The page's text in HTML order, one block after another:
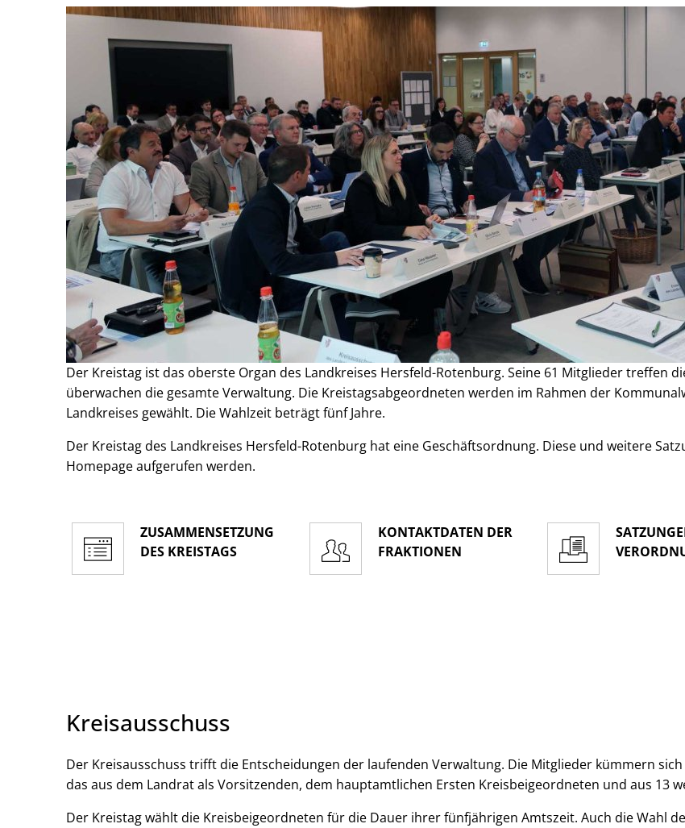
Der Kreistag ist das oberste Organ des Landkreises Hersfeld-Rotenburg. Seine 61 Mitglieder treffen
überwachen die gesamte Verwaltung. Die Kreistagsabgeordneten werden im Rahmen der
Landkreises gewählt. Die Wahlzeit beträgt fünf Jahre.
Der Kreistag des Landkreises Hersfeld-Rotenburg hat eine Geschäftsordnung. Diese und weitere
Homepage aufgerufen werden.
ZUSAMMENSETZUNG
DES KREISTAGS
KONTAKTDATEN DER
FRAKTIONEN
Kreisausschuss
Der Kreisausschuss trifft die Entscheidungen der laufenden Verwaltung. Die Mitglieder kümmern
das aus dem Landrat als Vorsitzenden, dem hauptamtlichen Ersten Kreisbeigeordneten und aus 13
Der Kreistag wählt die Kreisbeigeordneten für die Dauer ihrer fünfjährigen Amtszeit. Auch die Wahl